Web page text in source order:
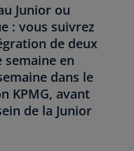
Junior ou
: vous suivrez
de deux
semaine en
dans le
KPMG, avant
de la Junior